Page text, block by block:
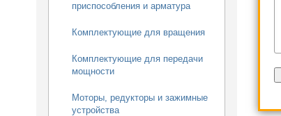
приспособления и арматура
Комплектующие для вращения
Комплектующие для передачи
мощности
Моторы, редукторы и зажимные
устройства